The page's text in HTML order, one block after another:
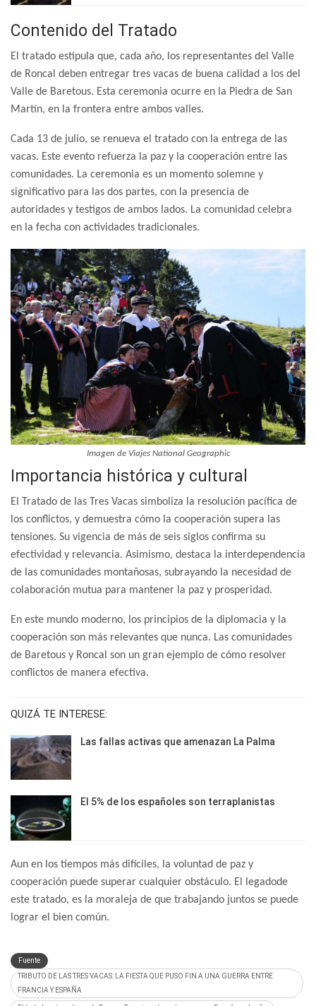
Contenido del Tratado
El tratado estipula que, cada año, los representantes del Valle
de Roncal deben entregar tres vacas de buena calidad a los del
Valle de Baretous. Esta ceremonia ocurre en la Piedra de San
Martín, en la frontera entre ambos valles.
Cada 13 de julio, se renueva el tratado con la entrega de las
vacas. Este evento refuerza la paz y la cooperación entre las
comunidades. La ceremonia es un momento solemne y
significativo para las dos partes, con la presencia de
autoridades y testigos de ambos lados. La comunidad celebra
en la fecha con actividades tradicionales.
Imagen de Viajes National Geographic
Importancia histórica y cultural
El Tratado de las Tres Vacas simboliza la resolución pacífica de
los conflictos, y demuestra cómo la cooperación supera las
tensiones. Su vigencia de más de seis siglos confirma su
efectividad y relevancia. Asimismo, destaca la interdependencia
de las comunidades montañosas, subrayando la necesidad de
colaboración mutua para mantener la paz y prosperidad.
En este mundo moderno, los principios de la diplomacia y la
cooperación son más relevantes que nunca. Las comunidades
de Baretous y Roncal son un gran ejemplo de cómo resolver
conflictos de manera efectiva.
QUIZÁ TE INTERESE:
Las fallas activas que amenazan La Palma
El 5% de los españoles son terraplanistas
Aun en los tiempos más difíciles, la voluntad de paz y
cooperación puede superar cualquier obstáculo. El legadode
este tratado, es la moraleja de que trabajando juntos se puede
lograr el bien común.
Fuente
TRIBUTO DE LAS TRES VACAS: LA FIESTA QUE PUSO FIN A UNA GUERRA ENTRE
FRANCIA Y ESPAÑA